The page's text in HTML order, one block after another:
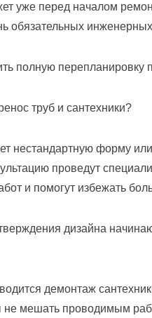
уже перед началом
обязательных
полную перепланировку
труб и сантехники?
нестандартную форму
проведут
и помогут избежать
дизайна
демонтаж
не мешать проводимым